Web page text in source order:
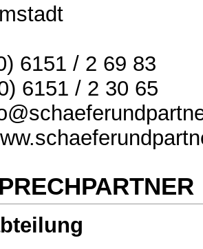
6151 / 2 69 83
6151 / 2 30 65